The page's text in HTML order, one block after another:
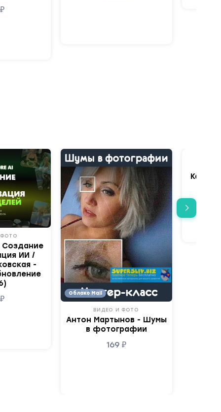
₽
Создание
ИИ /
-
₽
Облако Mail
ВИДЕО И ФОТО
Антон Мартынов - Шумы
в фотографии
169 ₽